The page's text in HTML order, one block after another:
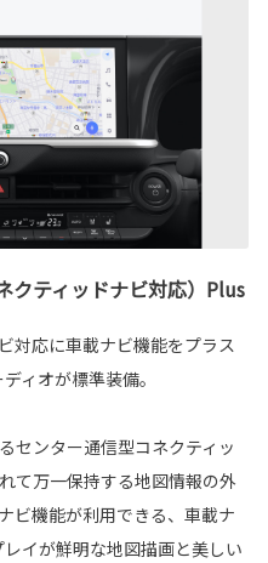
クティッドナビ対応）Plus
対応に車載ナビ機能をプラス
ィオが標準装備。
センター通信型コネクティッ
て万一保持する地図情報の外
ビ機能が利用できる、車載ナ
イが鮮明な地図描画と美しい